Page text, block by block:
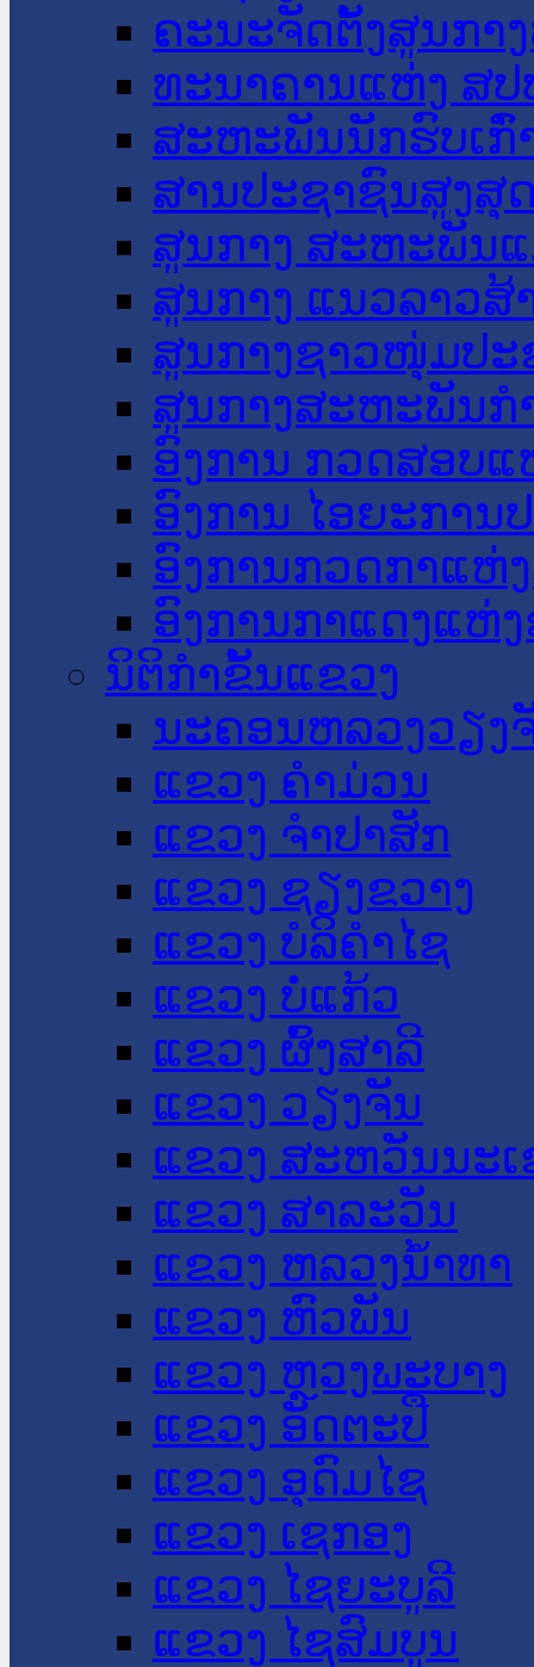
ຄະນະຈັດຕັ້ງສູນກາ
ທະນາຄານແຫ່ງ ສປ
ສະຫະພັນນັກຮົບເກົ່
ສານປະຊາຊົນສູງສຸ
ສູນກາງ ສະຫະພັນ
ສູນກາງ ແນວລາວສ້
ສູນກາງຊາວໜຸ່ມປະ
ສູນກາງສະຫະພັນກ
ອົງການ ກວດສອບແ
ອົງການ ໄອຍະການ
ອົງການກວດກາແຫ່
ອົງການກາແດງແຫ່
ນິຕິກໍາຂັ້ນແຂວງ
ນະ​ຄອນ​ຫລວງວຽງ
ແຂວງ ຄໍາມ່ວນ
ແຂວງ ຈໍາປາສັກ
ແຂວງ ຊຽງຂວາງ
ແຂວງ ບໍລິຄໍາໄຊ
ແຂວງ ບໍ່ແກ້ວ
ແຂວງ ຜົ້ງສາລີ
ແຂວງ ວຽງຈັນ
ແຂວງ ສະຫວັນນະ
ແຂວງ ສາລະວັນ
ແຂວງ ຫລວງນໍ້າທາ
ແຂວງ ຫົວພັນ
ແຂວງ ຫຼວງພະບາງ
ແຂວງ ອັດຕະປື
ແຂວງ ອຸດົມໄຊ
ແຂວງ ເຊກອງ
ແຂວງ ໄຊຍະບູລີ
ແຂວງ ໄຊສົມບູນ